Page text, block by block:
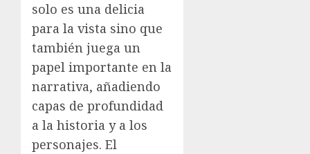
solo es una delicia
para la vista sino que
también juega un
papel importante en la
narrativa, añadiendo
capas de profundidad
a la historia y a los
personajes. El